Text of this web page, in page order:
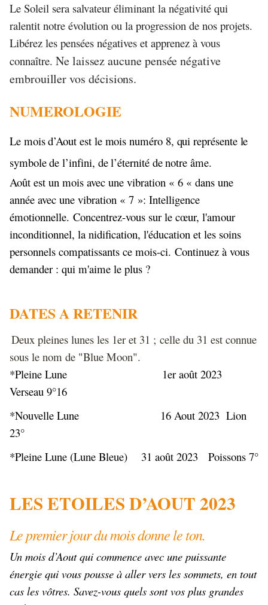
Le Soleil sera salvateur éliminant la négativité qui
ralentit notre évolution ou la progression de nos projets.
Libérez les pensées négatives et apprenez à vous
connaître. Ne laissez aucune pensée négative
embrouiller vos décisions.
NUMEROLOGIE
Le mois d’Aout est le mois numéro 8, qui représente le
symbole de l’infini, de l’éternité de notre âme.
Août est un mois avec une vibration « 6 « dans une
année avec une vibration « 7 »: Intelligence
émotionnelle. Concentrez-vous sur le cœur, l'amour
inconditionnel, la nidification, l'éducation et les soins
personnels compatissants ce mois-ci. Continuez à vous
demander : qui m'aime le plus ?
DATES A RETENIR
Deux pleines lunes les 1er et 31 ; celle du 31 est connue
sous le nom de "Blue Moon".
*Pleine Lune 1er août 2023
Verseau 9°16
*Nouvelle Lune 16 Aout 2023 Lion
23°
*Pleine Lune (Lune Bleue) 31 août 2023 Poissons 7°
LES ETOILES D’AOUT 2023
Le premier jour du mois donne le ton.
Un mois d’Aout qui commence avec une puissante
énergie qui vous pousse à aller vers les sommets, en tout
cas les vôtres. Savez-vous quels sont vos plus grandes